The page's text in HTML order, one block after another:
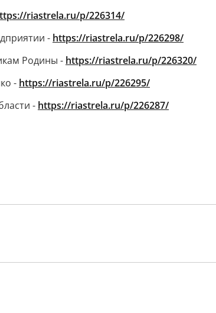
riastrela.ru/p/226314/
- https://riastrela.ru/p/226298/
Родины - https://riastrela.ru/p/226320/
- https://riastrela.ru/p/226295/
- https://riastrela.ru/p/226287/